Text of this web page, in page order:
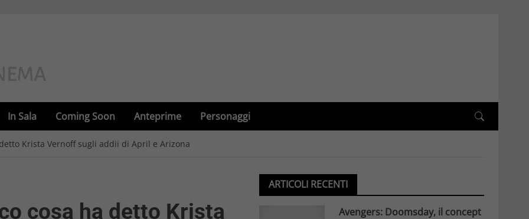
In Sala Coming Soon Anteprime Personaggi
detto Krista Vernoff sugli addii di April e Arizona
cosa ha detto Krista
ARTICOLI RECENTI
Avengers: Doomsday, il concept